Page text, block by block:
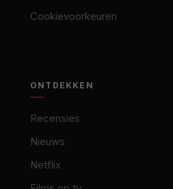
Cookievoorkeuren
ONTDEKKEN
Recensies
Nieuws
Netflix